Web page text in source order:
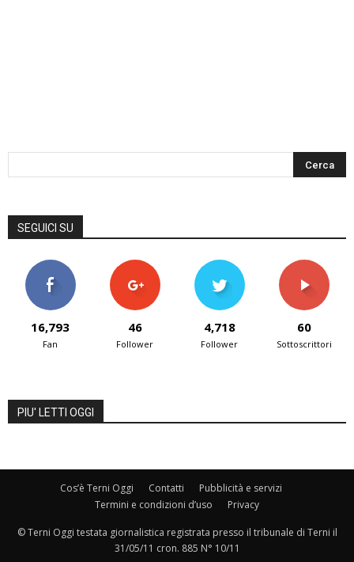
SEGUICI SU
16,793
Fan
46
Follower
4,718
Follower
60
Sottoscrittori
PIU' LETTI OGGI
Cos’è Terni Oggi Contatti
Pubblicità e servizi
Termini e condizioni d’uso
Privacy
© Terni Oggi testata giornalistica registrata presso il tribunale di Terni il
31/05/11 cron. 885 N° 10/11